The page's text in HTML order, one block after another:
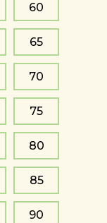
60
65
70
75
80
85
90